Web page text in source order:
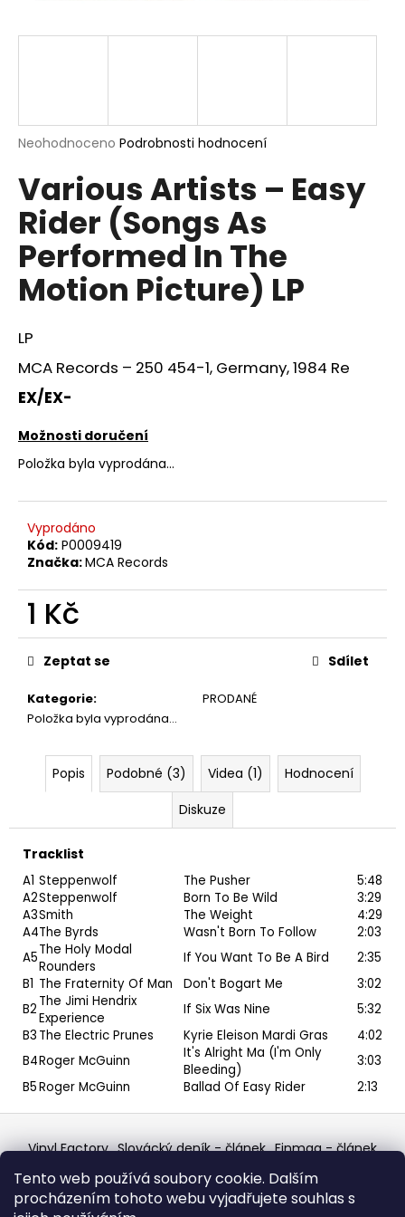
Tento web používá soubory cookie. Dalším
procházením tohoto webu vyjadřujete souhlas s
Průměrné
produktu
je
0,0
5
hvězdiček.
Neohodnoceno Podrobnosti hodnocení
Various Artists – Easy
Rider (Songs As
Performed In The
Motion Picture) LP
LP
MCA Records ‎– 250 454-1, Germany, 1984 Re
EX/EX-
Možnosti doručení
Položka byla vyprodána…
Vyprodáno
Kód: P0009419
Značka:MCA Records
1 Kč
Měrná
cena:
Kategorie:
PRODANÉ
Položka byla vyprodána…
Zeptat se Sdílet
Popis Podobné (3) Videa (1)
Hodnocení
Diskuze
Tracklist
A1 Steppenwolf The Pusher
5:48
A2Steppenwolf Born To Be Wild
3:29
A3Smith The Weight
4:29
A4The Byrds Wasn't Born To Follow
2:03
A5The Holy Modal
Rounders
If You Want To Be A Bird
2:35
B1 The Fraternity Of Man Don't Bogart Me
3:02
B2 The Jimi Hendrix
Experience
If Six Was Nine
5:32
B3 The Electric Prunes Kyrie Eleison Mardi Gras
4:02
B4Roger McGuinn
It's Alright Ma (I'm Only
Bleeding)
3:03
B5Roger McGuinn Ballad Of Easy Rider 2:13
j
?
D
o
p
o
r
u
č
u
j
e
e
JETHRO
–
CATFISH
RISING
MC
220
Z
á Vinyl Factory Slovácký deník - článek Finmag - článek
Discogs Profile Facebook výběr z hroznů
Top prodejce mincí Aukro